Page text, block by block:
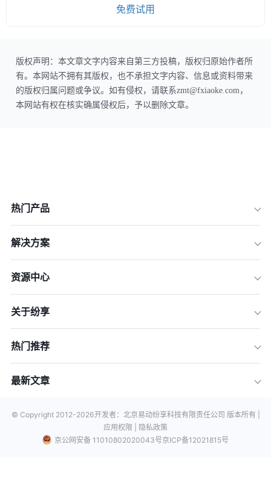
免费试用
版权声明：本文章文字内容来自第三方投稿，版权归原始作者所
有。本网站不拥有其版权，也不承担文字内容、信息或资料带来
的版权归属问题或争议。如有侵权，请联系zmt@fxiaoke.com，
本网站有权在核实确属侵权后，予以删除文章。
热门产品
解决方案
资源中心
关于纷享
热门推荐
最新文章
© Copyright 2012-2026开发者：北京易动纷享科技有限责任公司 版本所有 |
应用权限 |
隐私政策
京公网安备 11010802020043号京ICP备12021815号